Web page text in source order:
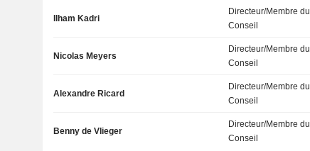
Ilham Kadri
Directeur/Membre du
Conseil
Nicolas Meyers
Directeur/Membre du
Conseil
Alexandre Ricard
Directeur/Membre du
Conseil
Benny de Vlieger
Directeur/Membre du
Conseil